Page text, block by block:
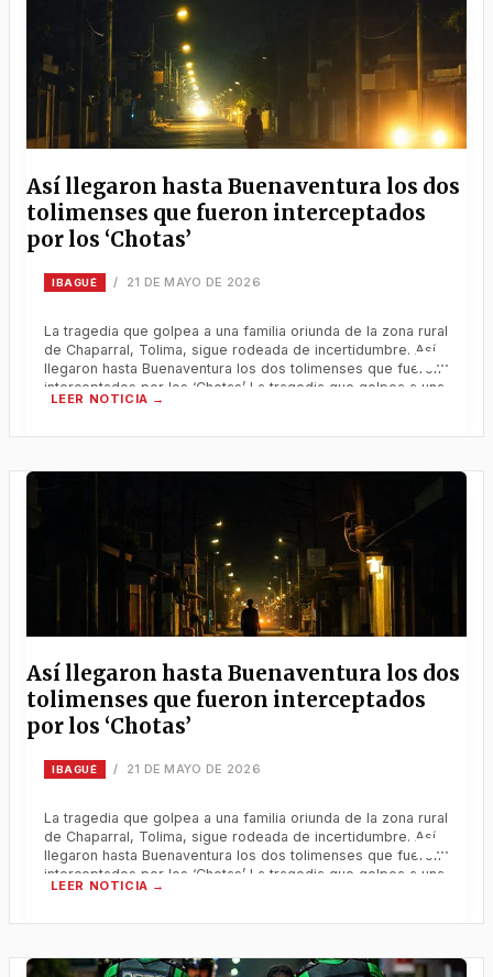
Así llegaron hasta Buenaventura los dos
tolimenses que fueron interceptados
por los ‘Chotas’
IBAGUÉ / 21 DE MAYO DE 2026
La tragedia que golpea a una familia oriunda de la zona rural
de Chaparral, Tolima, sigue rodeada de incertidumbre. Así
llegaron hasta Buenaventura los dos tolimenses que fueron
interceptados por los ‘Chotas’ La tragedia que golpea a una
familia oriunda de la zona rural de Chaparral, Tolima, sigue
Así llegaron hasta Buenaventura los dos
tolimenses que fueron interceptados
por los ‘Chotas’
IBAGUÉ / 21 DE MAYO DE 2026
La tragedia que golpea a una familia oriunda de la zona rural
de Chaparral, Tolima, sigue rodeada de incertidumbre. Así
llegaron hasta Buenaventura los dos tolimenses que fueron
interceptados por los ‘Chotas’ La tragedia que golpea a una
familia oriunda de la zona rural de Chaparral, Tolima, sigue